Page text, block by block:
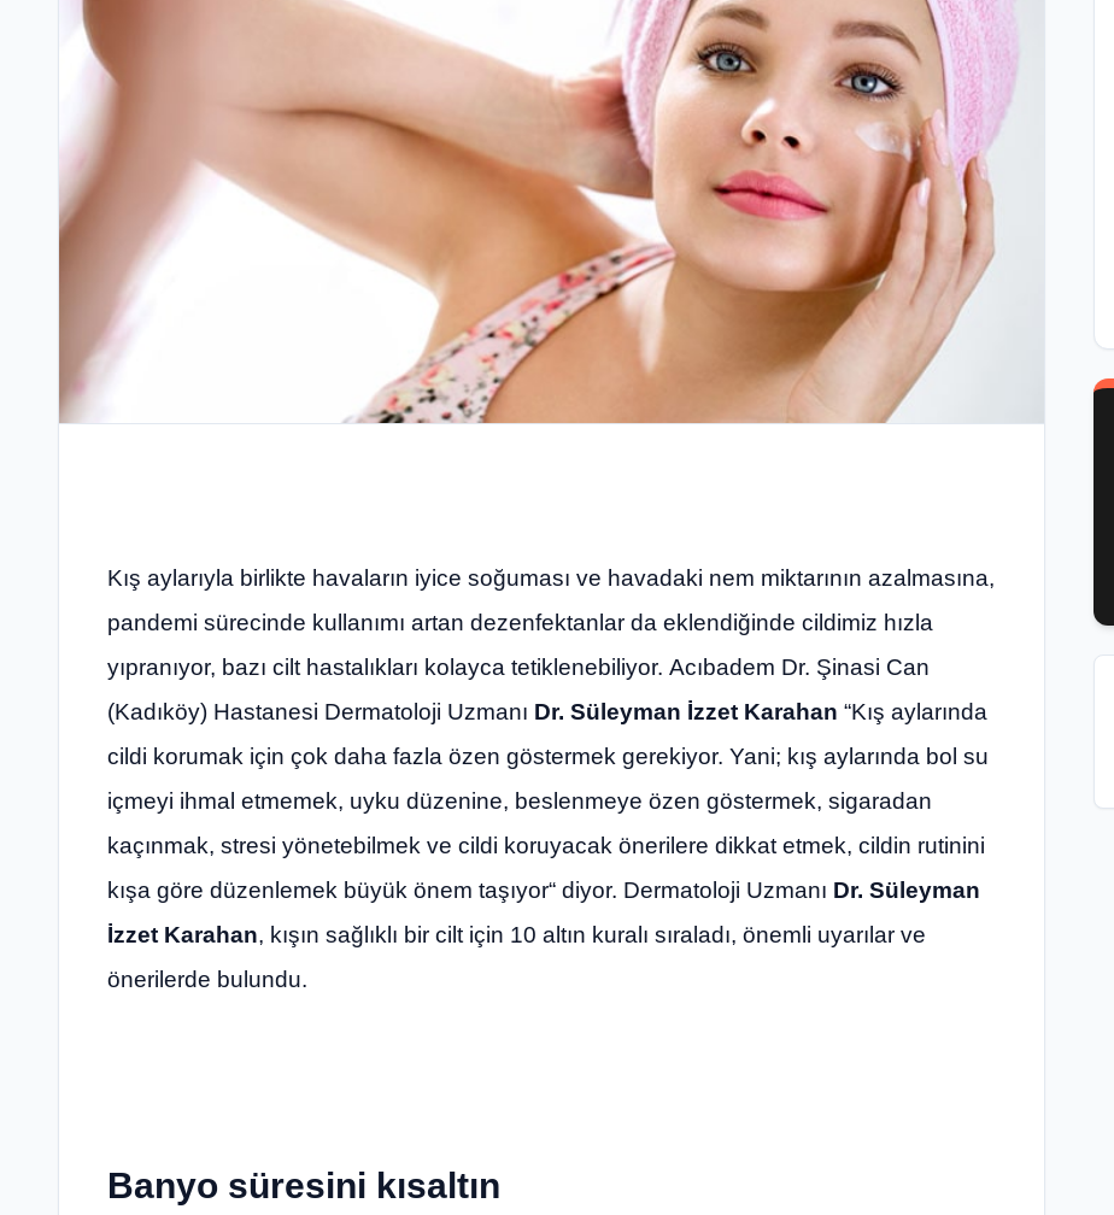
Kış aylarıyla birlikte havaların iyice soğuması ve havadaki nem miktarının azalmasına,
pandemi sürecinde kullanımı artan dezenfektanlar da eklendiğinde cildimiz hızla
yıpranıyor, bazı cilt hastalıkları kolayca tetiklenebiliyor. Acıbadem Dr. Şinasi Can
(Kadıköy) Hastanesi Dermatoloji Uzmanı Dr. Süleyman İzzet Karahan “Kış aylarında
cildi korumak için çok daha fazla özen göstermek gerekiyor. Yani; kış aylarında bol su
içmeyi ihmal etmemek, uyku düzenine, beslenmeye özen göstermek, sigaradan
kaçınmak, stresi yönetebilmek ve cildi koruyacak önerilere dikkat etmek, cildin rutinini
kışa göre düzenlemek büyük önem taşıyor“ diyor. Dermatoloji Uzmanı Dr. Süleyman
İzzet Karahan, kışın sağlıklı bir cilt için 10 altın kuralı sıraladı, önemli uyarılar ve
önerilerde bulundu.
Banyo süresini kısaltın